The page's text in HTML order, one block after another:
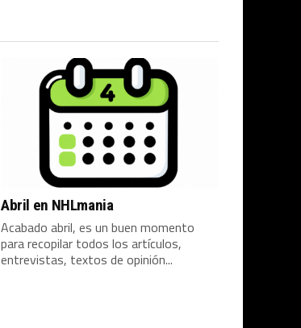
Abril en NHLmania
Acabado abril, es un buen momento
para recopilar todos los artículos,
entrevistas, textos de opinión...